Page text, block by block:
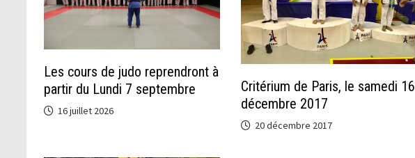
Les cours de judo reprendront à
partir du Lundi 7 septembre
16 juillet 2026
Critérium de Paris, le samedi 16
décembre 2017
20 décembre 2017